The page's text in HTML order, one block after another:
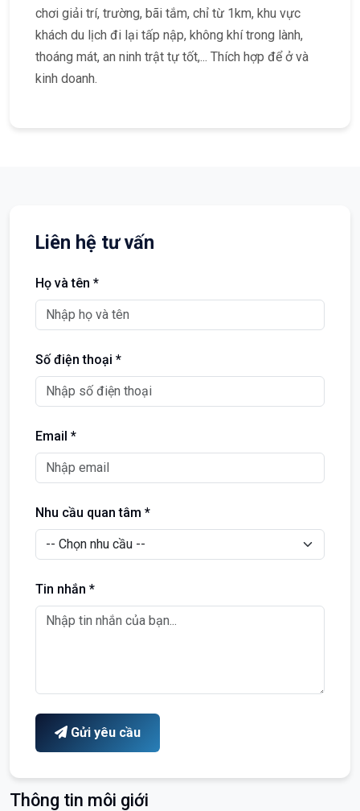
chơi giải trí, trường, bãi tắm, chỉ từ 1km, khu vực
khách du lịch đi lại tấp nập, không khí trong lành,
thoáng mát, an ninh trật tự tốt,... Thích hợp để ở và
kinh doanh.
Liên hệ tư vấn
Họ và tên *
Số điện thoại *
Email *
Nhu cầu quan tâm *
Tin nhắn *
Gửi yêu cầu
Thông tin môi giới